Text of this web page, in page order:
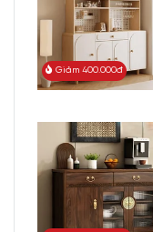
Giảm 400.000đ